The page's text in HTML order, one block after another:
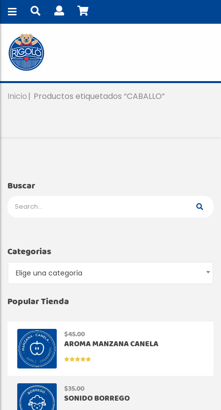
Inicio Productos etiquetados “CABALLO”
Buscar
Categorias
Elige una categoría
Popular Tienda
$45.00
AROMA MANZANA CANELA
$35.00
SONIDO BORREGO